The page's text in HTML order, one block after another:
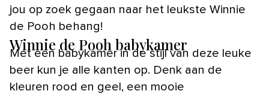
jou op zoek gegaan naar het leukste Winnie
de Pooh behang!
Winnie de Pooh babykamer
Met een babykamer in de stijl van deze leuke
beer kun je alle kanten op. Denk aan de
kleuren rood en geel, een mooie